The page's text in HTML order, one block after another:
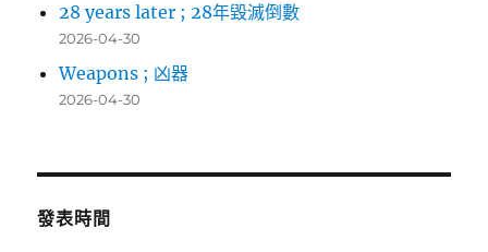
28 years later ; 28年毀滅倒數
2026-04-30
Weapons ; 凶器
2026-04-30
發表時間